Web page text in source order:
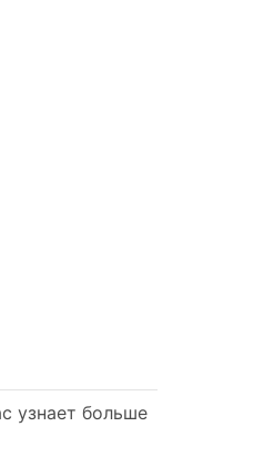
узнает больше